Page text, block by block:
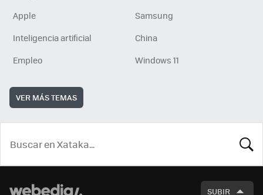
Apple
Samsung
Inteligencia artificial
China
Empleo
Windows 11
VER MÁS TEMAS
SUBIR